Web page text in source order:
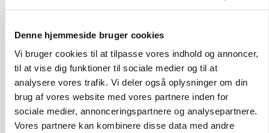
Denne hjemmeside bruger cookies
Vi bruger cookies til at tilpasse vores indhold og annoncer,
til at vise dig funktioner til sociale medier og til at
analysere vores trafik. Vi deler også oplysninger om din
brug af vores website med vores partnere inden for
sociale medier, annonceringspartnere og analysepartnere.
Vores partnere kan kombinere disse data med andre
BUSINESS